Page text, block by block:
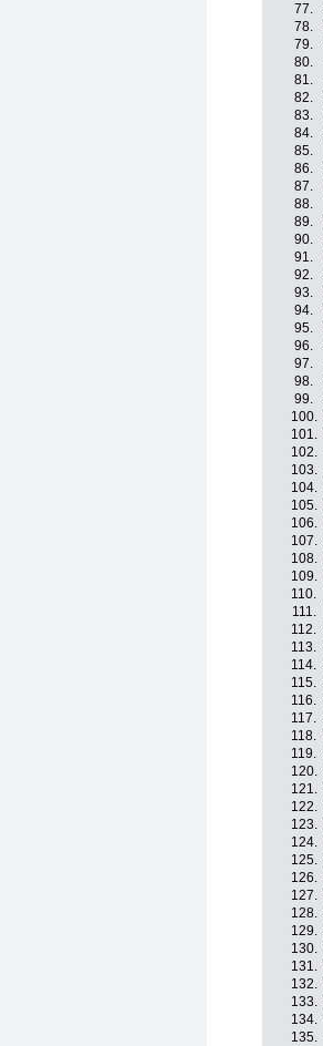
77.
78.
79.
80.
81.
82.
83.
84.
85.
86.
87.
88.
89.
90.
91.
92.
93.
94.
95.
96.
97.
98.
99.
100.
101.
102.
103.
104.
105.
106.
107.
108.
109.
110.
111.
112.
113.
114.
115.
116.
117.
118.
119.
120.
121.
122.
123.
124.
125.
126.
127.
128.
129.
130.
131.
132.
133.
134.
135.